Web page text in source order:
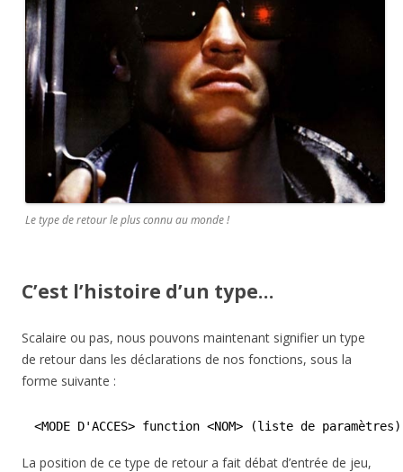
Le type de retour le plus connu au monde !
C’est l’histoire d’un type…
Scalaire ou pas, nous pouvons maintenant signifier un type
de retour dans les déclarations de nos fonctions, sous la
forme suivante :
<MODE D'ACCES> function <NOM> (liste de paramètres) :
La position de ce type de retour a fait débat d’entrée de jeu,